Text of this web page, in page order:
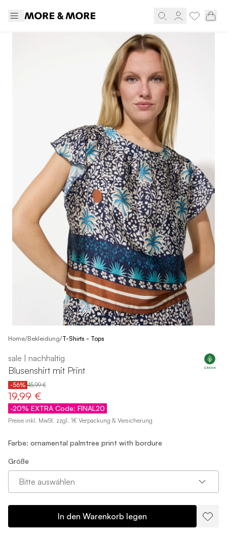
Home/Bekleidung/T-Shirts - Tops
sale | nachhaltig
Blusenshirt mit Print
-56% 45,99 €
19,99 €
-20% EXTRA Code: FINAL20
Preise inkl. MwSt. zzgl. 1€ Verpackung & Versicherung
Farbe: ornamental palmtree print with bordure
Größe
Bitte auswählen
In den Warenkorb legen